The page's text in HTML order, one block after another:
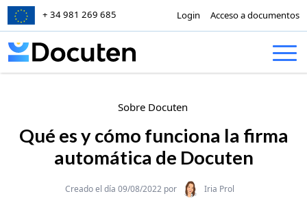
+ 34 981 269 685 Login Acceso a documentos
Skip to content
Sobre Docuten
Qué es y cómo funciona la firma
automática de Docuten
Categories
Creado el día 09/08/2022 por Iria Prol